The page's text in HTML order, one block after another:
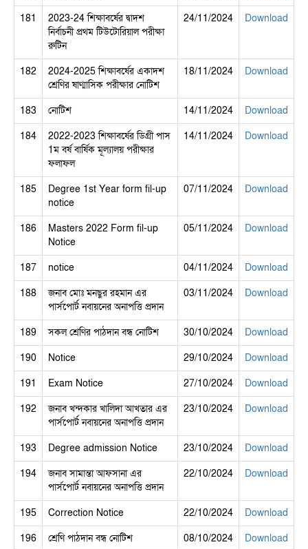
181
2023-24 শিক্ষাবর্ষের দ্বাদশ
নির্বাচনী প্রথম টিউটোরিয়াল পরীক্ষা
রুটিন
24/11/2024 Download
182
2024-2025 শিক্ষাবর্ষের একাদশ
শ্রেণির ষাণ্মাসিক পরীক্ষার নোটিশ
18/11/2024 Download
183 নোটিশ 14/11/2024
Download
184
2022-2023 শিক্ষাবর্ষের ডিগ্রী পাস
1ম বর্ষ বার্ষিক মূল্যালয় পরীক্ষার
ফলাফল
14/11/2024 Download
185
Degree 1st Year form fil-up
notice
07/11/2024 Download
186
Masters 2022 Form fil-up
Notice
05/11/2024 Download
187 notice 04/11/2024
Download
188
জনাব মোঃ মনছুর রহমান এর
পার্সপোর্ট নবায়নের অনাপত্তি প্রদান
03/11/2024 Download
189 সকল শ্রেণির পাঠদান বন্ধ নোটিশ 30/10/2024
Download
190
Notice 29/10/2024
Download
191
Exam Notice 27/10/2024
Download
192
জনাব খন্দকার খালিদা আখতার এর
পার্সপোর্ট নবায়নের অনাপত্তি প্রদান
23/10/2024 Download
193 Degree admission Notice 23/10/2024
Download
194
জনাব সামান্তা আফসানা এর
পার্সপোর্ট নবায়নের অনাপত্তি প্রদান
22/10/2024 Download
195 Correction Notice 22/10/2024
Download
196
শ্রেণি পাঠদান বন্ধ নোটিশ 08/10/2024
Download